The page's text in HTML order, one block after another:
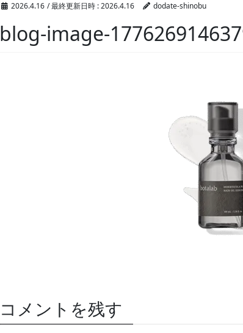
2026.4.16 / 最終更新日時 :2026.4.16 dodate-shinobu
blog-image-
コメントを残す